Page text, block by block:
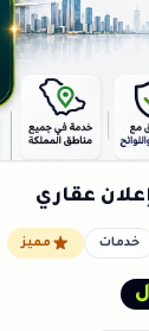
عقاري
خدمات مميز